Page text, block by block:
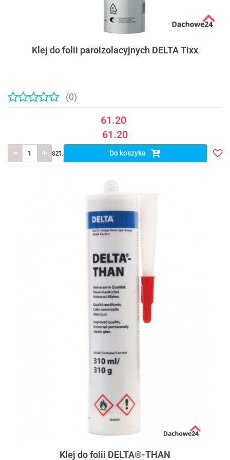
Klej do folii paroizolacyjnych DELTA Tixx
(0)
61.20
61.20
szt. Do koszyka
Klej do folii DELTA®-THAN